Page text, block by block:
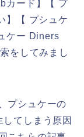
カード】【 プ
】【 プシュケ
ケー Diners
をしてみまし
プシュケーの
てしまう原因